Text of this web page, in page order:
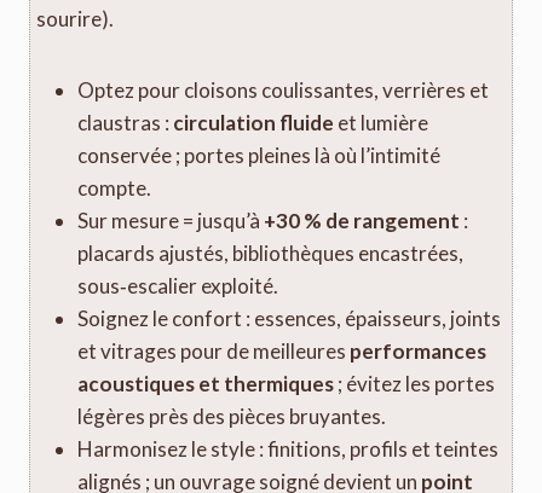
sourire).
Optez pour cloisons coulissantes, verrières et
claustras : circulation fluide et lumière
conservée ; portes pleines là où l’intimité
compte.
Sur mesure = jusqu’à +30 % de rangement :
placards ajustés, bibliothèques encastrées,
sous‑escalier exploité.
Soignez le confort : essences, épaisseurs, joints
et vitrages pour de meilleures performances
acoustiques et thermiques; évitez les portes
légères près des pièces bruyantes.
Harmonisez le style : finitions, profils et teintes
alignés ; un ouvrage soigné devient un point